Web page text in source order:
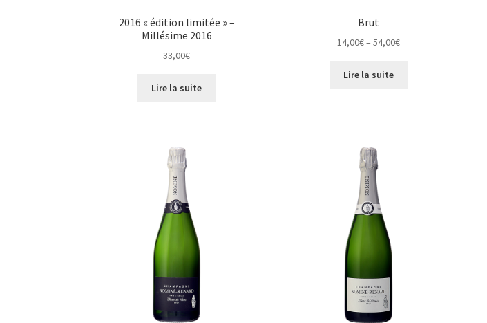
2016 « édition limitée » –
Millésime 2016
33,00€
Lire la suite
Brut
14,00€– 54,00€
Lire la suite